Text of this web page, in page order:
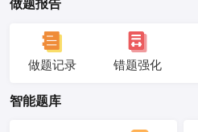
做题报告
做题记录 错题强化
智能题库